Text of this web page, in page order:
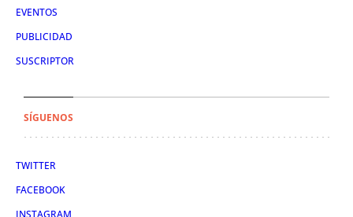
EVENTOS
PUBLICIDAD
SUSCRIPTOR
SÍGUENOS
TWITTER
FACEBOOK
INSTAGRAM